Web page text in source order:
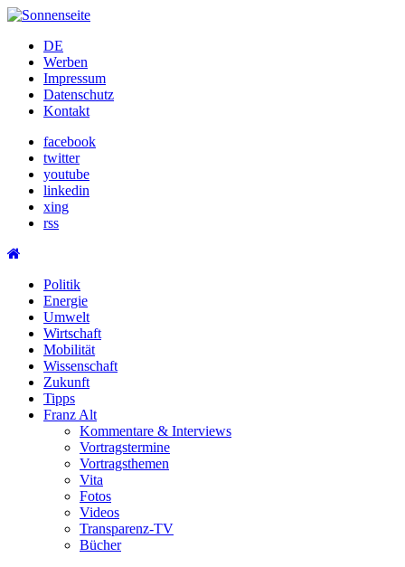
Skip
contentDE
Werben
Impressum
Datenschutz
Kontakt
facebook
twitter
youtube
linkedin
xing
rss
Politik
Energie
Umwelt
Wirtschaft
Mobilität
Wissenschaft
Zukunft
Tipps
Franz Alt
Kommentare & Interviews
Vortragstermine
Vortragsthemen
Vita
Fotos
Videos
Transparenz-TV
Bücher